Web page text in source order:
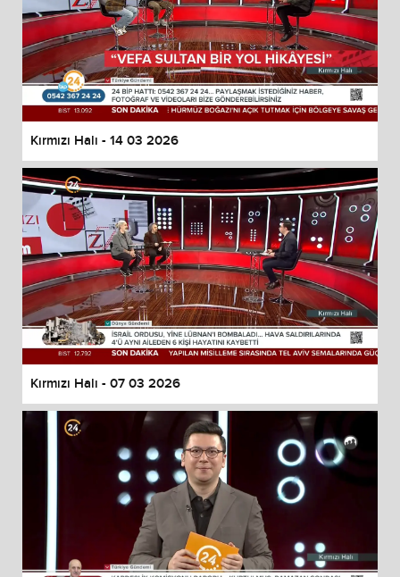
Kırmızı Halı - 14 03 2026
Kırmızı Halı - 07 03 2026